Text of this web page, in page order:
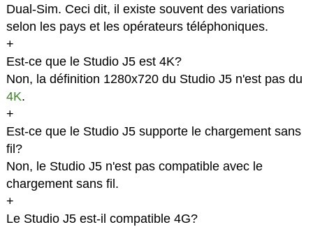
Dual-Sim. Ceci dit, il existe souvent des variations
selon les pays et les opérateurs téléphoniques.
+
Est-ce que le Studio J5 est 4K?
Non, la définition 1280x720 du Studio J5 n'est pas du
4K.
+
Est-ce que le Studio J5 supporte le chargement sans
fil?
Non, le Studio J5 n'est pas compatible avec le
chargement sans fil.
+
Le Studio J5 est-il compatible 4G?